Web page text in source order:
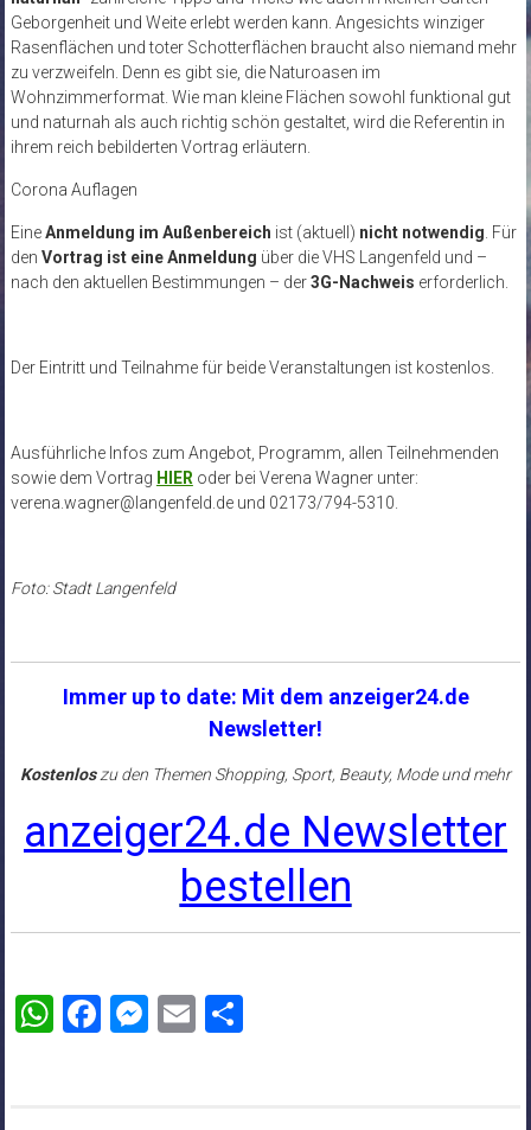
Geborgenheit und Weite erlebt werden kann. Angesichts winziger
Rasenflächen und toter Schotterflächen braucht also niemand mehr
zu verzweifeln. Denn es gibt sie, die Naturoasen im
Wohnzimmerformat. Wie man kleine Flächen sowohl funktional gut
und naturnah als auch richtig schön gestaltet, wird die Referentin in
ihrem reich bebilderten Vortrag erläutern.
Corona Auflagen
EineAnmeldung im Außenbereich ist (aktuell) nicht notwendig . Für
den Vortrag ist eine Anmeldung über die VHS Langenfeld und –
nach den aktuellen Bestimmungen – der3G-Nachweis erforderlich.
Der Eintritt und Teilnahme für beide Veranstaltungen ist kostenlos.
Ausführliche Infos zum Angebot, Programm, allen Teilnehmenden
sowie dem Vortrag HIER oder bei Verena Wagner unter:
verena.wagner@langenfeld.de und 02173/794-5310.
Foto: Stadt Langenfeld
Immer up to date: Mit dem anzeiger24.de
Newsletter!
Kostenloszu den Themen Shopping, Sport, Beauty, Mode und mehr
anzeiger24.de Newsletter
bestellen
WhatsApp
Facebook
Messenger
EmailTeilen